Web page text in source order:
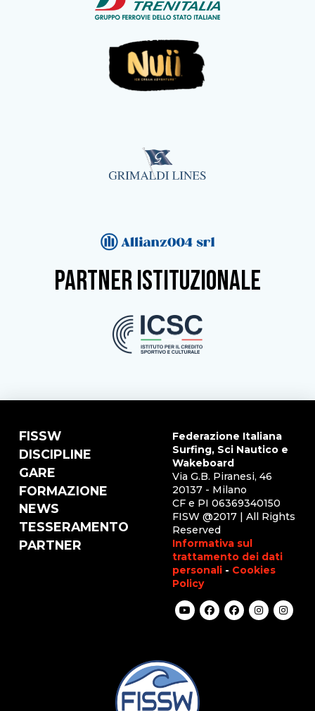
partner istituzionale
FISSW
DISCIPLINE
GARE
FORMAZIONE
NEWS
TESSERAMENTO
PARTNER
Federazione Italiana
Surfing, Sci Nautico e
Wakeboard
Via G.B. Piranesi, 46
20137 - Milano
CF e PI 06369340150
FISW @2017 | All Rights
Reserved
Informativa sul
trattamento dei dati
personali - Cookies
Policy